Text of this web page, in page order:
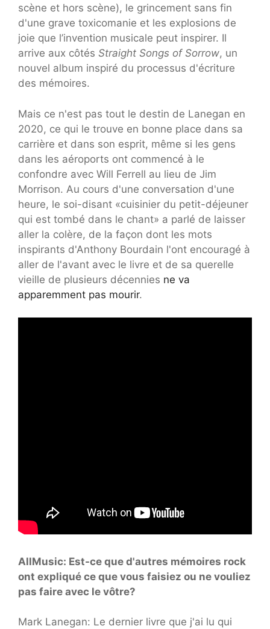
scène et hors scène), le grincement sans fin
d'une grave toxicomanie et les explosions de
joie que l’invention musicale peut inspirer. Il
arrive aux côtés Straight Songs of Sorrow, un
nouvel album inspiré du processus d'écriture
des mémoires.
Mais ce n'est pas tout le destin de Lanegan en
2020, ce qui le trouve en bonne place dans sa
carrière et dans son esprit, même si les gens
dans les aéroports ont commencé à le
confondre avec Will Ferrell au lieu de Jim
Morrison. Au cours d'une conversation d'une
heure, le soi-disant «cuisinier du petit-déjeuner
qui est tombé dans le chant» a parlé de laisser
aller la colère, de la façon dont les mots
inspirants d'Anthony Bourdain l'ont encouragé à
aller de l'avant avec le livre et de sa querelle
vieille de plusieurs décennies ne va
apparemment pas mourir.
AllMusic: Est-ce que d'autres mémoires rock
ont ​​expliqué ce que vous faisiez ou ne vouliez
pas faire avec le vôtre?
Mark Lanegan: Le dernier livre que j'ai lu qui